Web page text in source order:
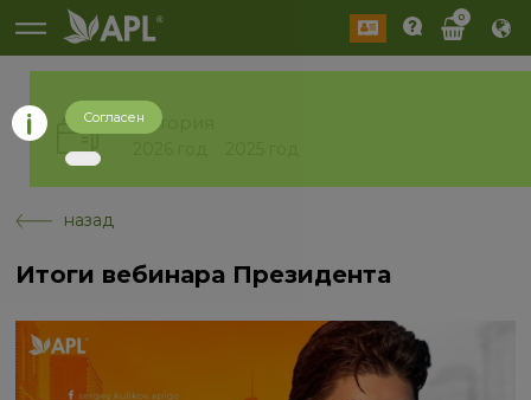
0
История
назад
Итоги вебинара Президента
Согласен